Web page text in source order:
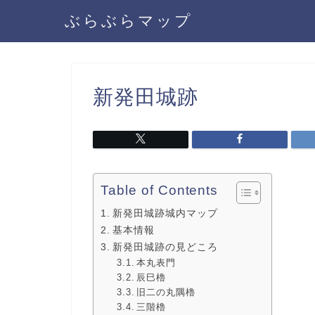
ぶらぶらマップ
新発田城跡
Table of Contents
新発田城跡城内マップ
基本情報
新発田城跡の見どころ
本丸表門
辰巳櫓
旧二の丸隅櫓
三階櫓